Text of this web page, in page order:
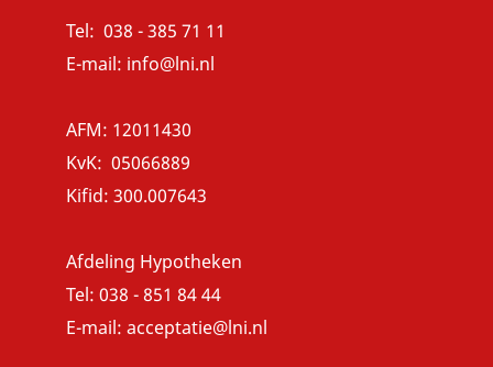
Tel: 038 - 385 71 11
E-mail: info@lni.nl
AFM: 12011430
KvK: 05066889
Kifid: 300.007643
Afdeling Hypotheken
Tel: 038 - 851 84 44
E-mail: acceptatie@lni.nl